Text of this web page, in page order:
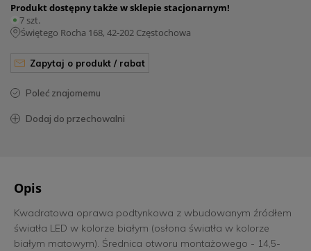
Produkt dostępny także w sklepie stacjonarnym!
7 szt.
Świętego Rocha 168, 42-202 Częstochowa
zapytaj o produkt / rabat
poleć znajomemu
dodaj do przechowalni
Opis
Kwadratowa oprawa podtynkowa z wbudowanym źródłem
światła LED w kolorze białym (osłona światła w kolorze
białym matowym). Średnica otworu montażowego - 14,5-